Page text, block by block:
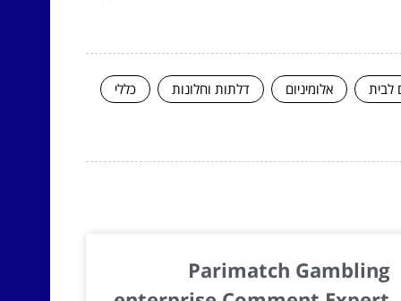
לבית אלומיניום דלתות וחלונות כללי
Parimatch Gambling